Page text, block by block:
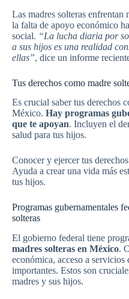
Las madres solteras enfrentan
la falta de apoyo económico
social. “La lucha diaria por
a sus hijos es una realidad
ellas”, dice un informe
Tus derechos como madre
Es crucial saber tus derechos
México. Hay programas
que te apoyan. Incluyen el
salud para tus hijos.
Conocer y ejercer tus
Ayuda a crear una vida más
tus hijos.
Programas gubernamentales
solteras
El gobierno federal tiene
madres solteras en México.
económica, acceso a
importantes. Estos son
madres y sus hijos.